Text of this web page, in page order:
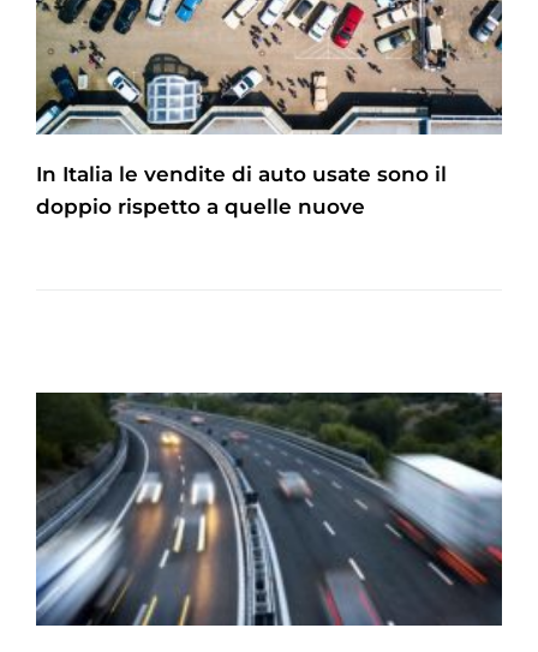
In Italia le vendite di auto usate sono il
doppio rispetto a quelle nuove